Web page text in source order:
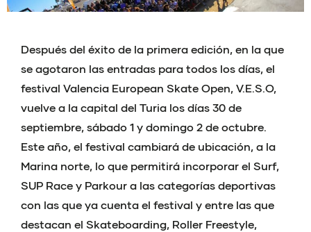
Después del éxito de la primera edición, en la que
se agotaron las entradas para todos los días, el
festival Valencia European Skate Open, V.E.S.O,
vuelve a la capital del Turia los días 30 de
septiembre, sábado 1 y domingo 2 de octubre.
Este año, el festival cambiará de ubicación, a la
Marina norte, lo que permitirá incorporar el Surf,
SUP Race y Parkour a las categorías deportivas
con las que ya cuenta el festival y entre las que
destacan el Skateboarding, Roller Freestyle,